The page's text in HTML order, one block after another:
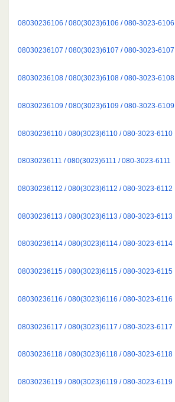
08030236106 / 080(3023)6106 / 080-3023-6106
08030236107 / 080(3023)6107 / 080-3023-6107
08030236108 / 080(3023)6108 / 080-3023-6108
08030236109 / 080(3023)6109 / 080-3023-6109
08030236110 / 080(3023)6110 / 080-3023-6110
08030236111 / 080(3023)6111 / 080-3023-6111
08030236112 / 080(3023)6112 / 080-3023-6112
08030236113 / 080(3023)6113 / 080-3023-6113
08030236114 / 080(3023)6114 / 080-3023-6114
08030236115 / 080(3023)6115 / 080-3023-6115
08030236116 / 080(3023)6116 / 080-3023-6116
08030236117 / 080(3023)6117 / 080-3023-6117
08030236118 / 080(3023)6118 / 080-3023-6118
08030236119 / 080(3023)6119 / 080-3023-6119